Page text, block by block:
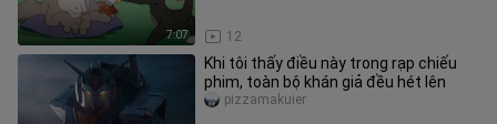
7:07 12
Khi tôi thấy điều này trong rạp chiếu
phim, toàn bộ khán giả đều hét lên
pizzamakuier